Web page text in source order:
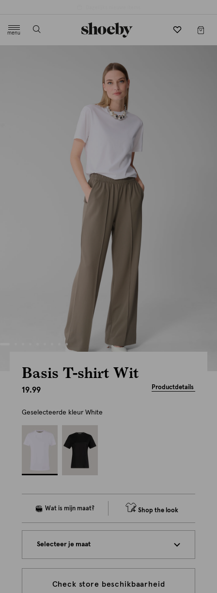
menu
Basis T-shirt Wit
19.99 Productdetails
Geselecteerde kleur White
Shop the look
Selecteer je maat
Check store beschikbaarheid